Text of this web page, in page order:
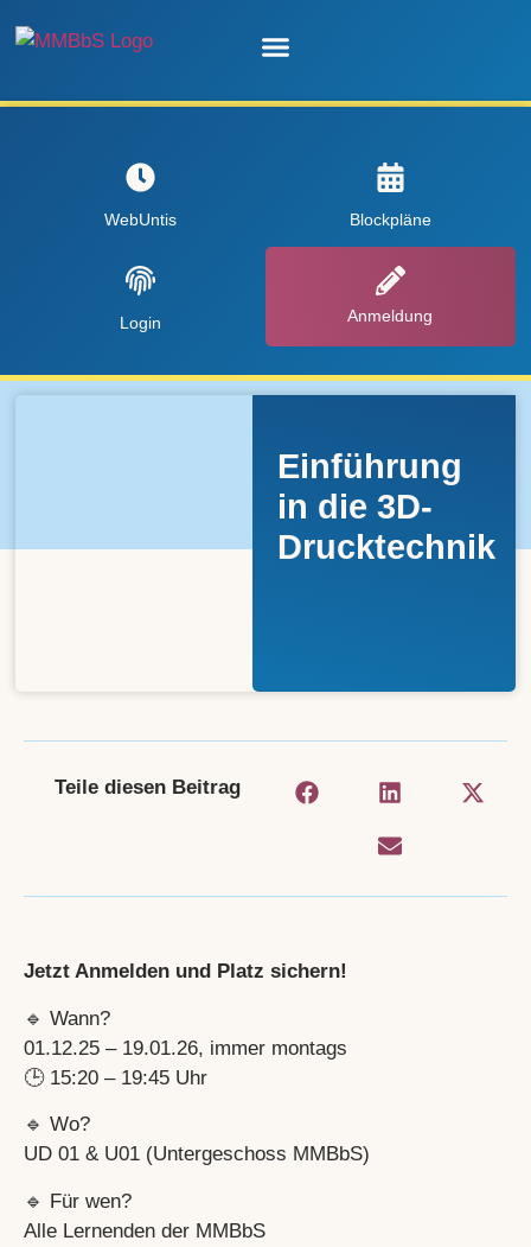
WebUntis Blockpläne
Login Anmeldung
Einführung
in die 3D-
Drucktechnik
Teile diesen Beitrag
Jetzt Anmelden und Platz sichern!
🔹 Wann?
01.12.25 – 19.01.26, immer montags
🕒 15:20 – 19:45 Uhr
🔹 Wo?
UD 01 & U01 (Untergeschoss MMBbS)
🔹 Für wen?
Alle Lernenden der MMBbS